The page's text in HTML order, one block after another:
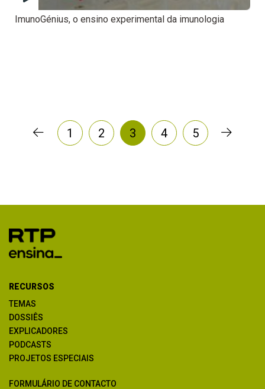
ImunoGénius, o ensino experimental da imunologia
1 2 3 4 5
RECURSOS
TEMAS
DOSSIÊS
EXPLICADORES
PODCASTS
PROJETOS ESPECIAIS
FORMULÁRIO DE CONTACTO